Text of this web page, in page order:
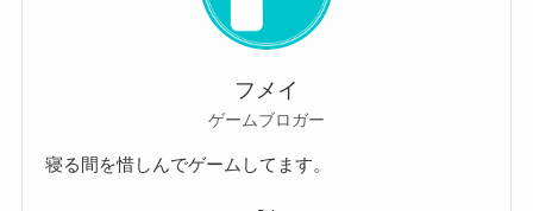
フメイ
ゲームブロガー
寝る間を惜しんでゲームしてます。